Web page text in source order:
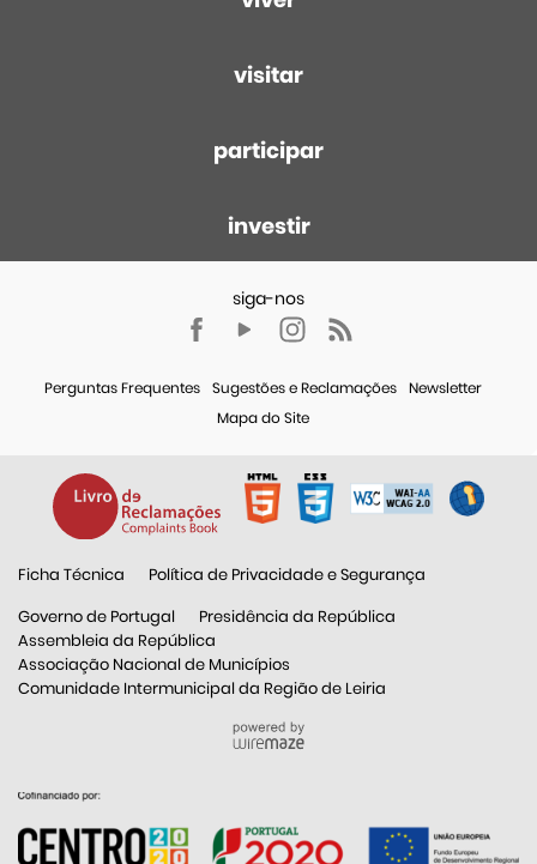
visitar
participar
investir
Perguntas Frequentes Sugestões e Reclamações
Newsletter
Mapa do Site
Ficha Técnica
Política de Privacidade e Segurança
Governo de Portugal
Presidência da República
Assembleia da República
Associação Nacional de Municípios
Comunidade Intermunicipal da Região de Leiria